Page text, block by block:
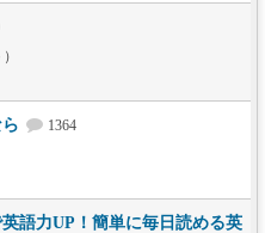
1364
語力UP！簡単に毎日読める英